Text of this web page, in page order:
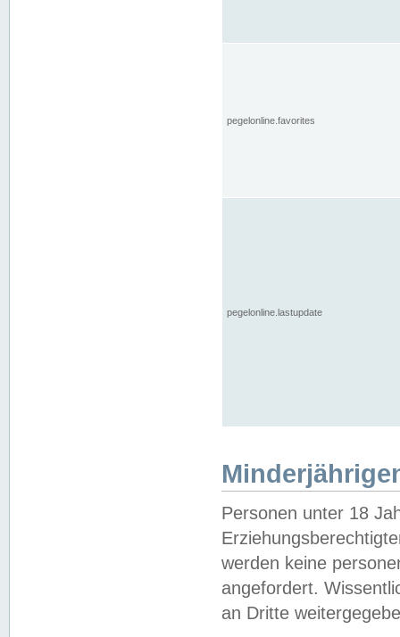
pegelonline.favorites
pegelonline.lastupdate
Personen unter 18
werden keine
angefordert.
an Dritte